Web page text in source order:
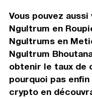
Vous pouvez
Ngultrum en
Ngultrums en
Ngultrum
obtenir le taux de
pourquoi pas
crypto en